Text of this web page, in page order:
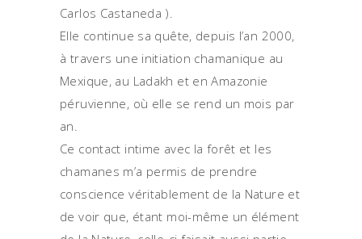
Carlos Castaneda ).
Elle continue sa quête, depuis l’an 2000,
à travers une initiation chamanique au
Mexique, au Ladakh et en Amazonie
péruvienne, où elle se rend un mois par
an.
Ce contact intime avec la forêt et les
chamanes m’a permis de prendre
conscience véritablement de la Nature et
de voir que, étant moi-même un élément